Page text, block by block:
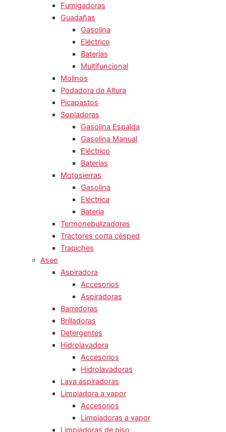
Fumigadoras
Guadañas
Gasolina
Eléctrico
Baterías
Multifuncional
Molinos
Podadora de Altura
Picapastos
Sopladoras
Gasolina Espalda
Gasolina Manual
Eléctrico
Baterías
Motosierras
Gasolina
Eléctrica
Batería
Termonebulizadores
Tractores corta césped
Trapiches
Aseo
Aspiradora
Accesorios
Aspiradoras
Barredoras
Brilladoras
Detergentes
Hidrolavadora
Accesorios
Hidrolavadoras
Lava aspiradoras
Limpiadora a vapor
Accesorios
Limpiadoras a vapor
Limpiadoras de piso